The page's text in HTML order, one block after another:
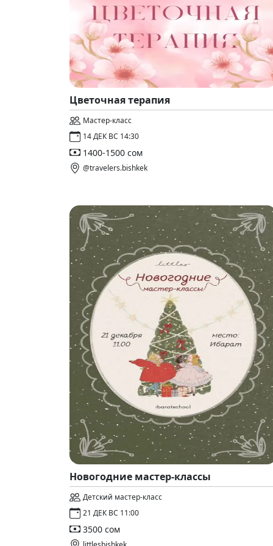
Цветочная терапия
Мастер-класс
14 ДЕК ВС 14:30
1400-1500 сом
@travelers.bishkek
Новогодние мастер-классы
Детский мастер-класс
21 ДЕК ВС 11:00
3500 сом